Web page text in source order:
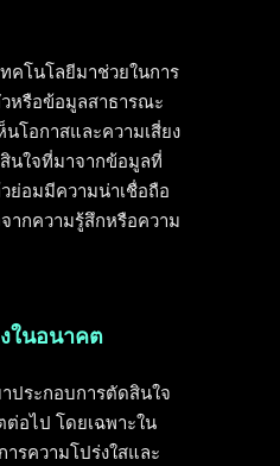
คโนโลยีมาช่วยในการ
หรือข้อมูลสาธารณะ
นโอกาสและความเสี่ยง
นใจที่มาจากข้อมูลที่
ย่อมมีความน่าเชื่อถือ
ากความรู้สึกหรือความ
ในอนาคต
ประกอบการตัดสินใจ
ต่อไป โดยเฉพาะใน
รความโปร่งใสและ